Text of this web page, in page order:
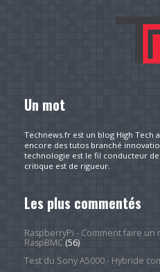
Un mot
Technews.fr est un blog High Tech
encore des tutos branché
technologie est le fil conducteur
critique est de rigueur.
Les plus commentés
RaspberryPi - Comment faire
RaspBMC(56)
Test du Sony A5000 - Hybride